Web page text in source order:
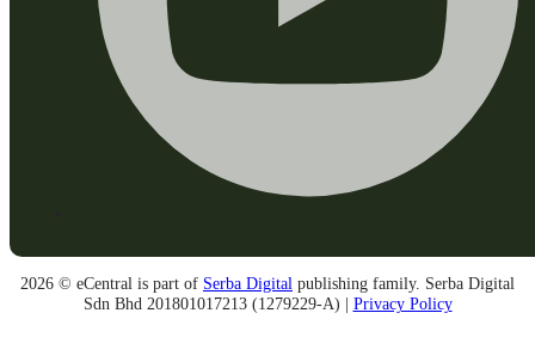
2026 © eCentral is part of Serba Digital publishing family. Serba Digital
Sdn Bhd 201801017213 (1279229-A) | Privacy Policy